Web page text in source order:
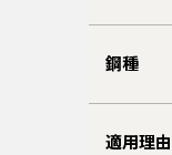
鋼種
適用理由